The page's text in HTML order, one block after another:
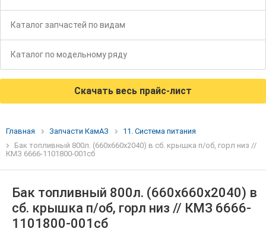
Каталог запчастей по видам
Каталог по модельному ряду
Скачать весь прайс-лист
Главная Запчасти КамАЗ
11. Система питания
Бак топливный 800л. (660х660х2040) в сб. крышка п/об, горл низ //
КМЗ 6666-1101800-001сб
Бак топливный 800л. (660х660х2040) в
сб. крышка п/об, горл низ // КМЗ 6666-
1101800-001сб